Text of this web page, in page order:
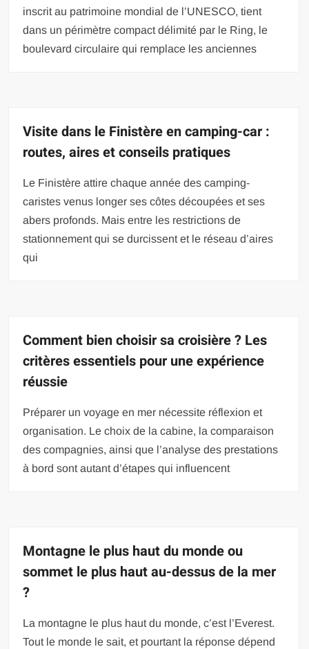
inscrit au patrimoine mondial de l’UNESCO, tient
dans un périmètre compact délimité par le Ring, le
boulevard circulaire qui remplace les anciennes
Visite dans le Finistère en camping-car :
routes, aires et conseils pratiques
Le Finistère attire chaque année des camping-
caristes venus longer ses côtes découpées et ses
abers profonds. Mais entre les restrictions de
stationnement qui se durcissent et le réseau d’aires
qui
Comment bien choisir sa croisière ? Les
critères essentiels pour une expérience
réussie
Préparer un voyage en mer nécessite réflexion et
organisation. Le choix de la cabine, la comparaison
des compagnies, ainsi que l’analyse des prestations
à bord sont autant d’étapes qui influencent
Montagne le plus haut du monde ou
sommet le plus haut au-dessus de la mer
?
La montagne le plus haut du monde, c’est l’Everest.
Tout le monde le sait, et pourtant la réponse dépend